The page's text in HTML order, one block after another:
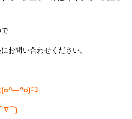
お問い合わせください。
(o^―^o)ﾆｺ